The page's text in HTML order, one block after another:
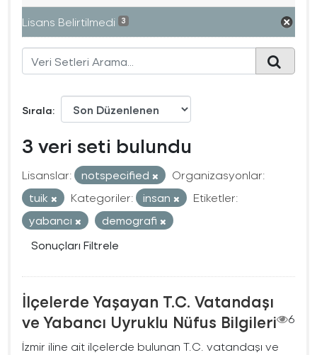
Lisans Belirtilmedi 3
Sırala
3 veri seti bulundu
Lisanslar: notspecified
Organizasyonlar:
tuik
Kategoriler: insan
Etiketler:
yabancı
demografi
Sonuçları Filtrele
İlçelerde Yaşayan T.C. Vatandaşı
ve Yabancı Uyruklu Nüfus Bilgileri
6
İzmir iline ait ilçelerde bulunan T.C. vatandaşı ve